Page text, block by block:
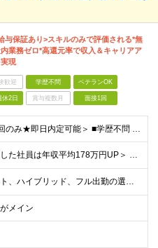
与保証あり>スキルのみで評価される*無
業務ゼロ*高還元率で収入＆キャリアア
現
歓迎 学歴不問 ベテランOK
休2日 賞与複数月 面接1回
＜Web面談1回のみ★即日内定可能＞ ■学歴不問 ■エンジニアとしての実務経験1年以上 （開発・インフラ・技術・工程など不問）
＜当社に転職した社員は年収平均178万円UP＞ 月給45万円～120万円＋賞与＋各手当 ※経験・能力などを考慮の上、決定します ※案件の契約内容（月単金など）や昇給、賞与額はすべてシステム上で開示し
＼フルリモート、ハイブリッド、フル出勤の選択可＆帰社日なし／ 【下記エリアを中心とするクライアント先または自宅にて勤務】 ■首都圏：東京・埼玉・千葉・神奈川 ■関西：大阪・兵庫・京都・滋賀・奈良・和
メイン